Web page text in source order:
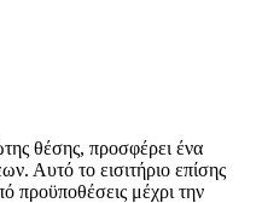
θέσης, προσφέρει ένα
Αυτό το εισιτήριο επίσης
προϋποθέσεις μέχρι την